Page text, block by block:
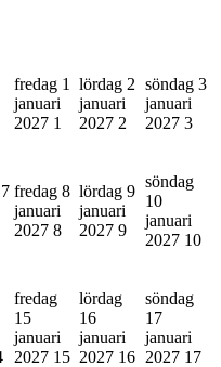
fredag 1
januari
2027 1
lördag 2
januari
2027 2
söndag 3
januari
2027 3
fredag 8
januari
2027 8
lördag 9
januari
2027 9
söndag
10
januari
2027 10
fredag
15
januari
2027 15
lördag
16
januari
2027 16
söndag
17
januari
2027 17